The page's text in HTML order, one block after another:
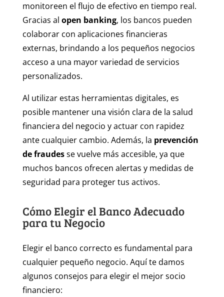
monitoreen el flujo de efectivo en tiempo real.
Gracias al open banking, los bancos pueden
colaborar con aplicaciones financieras
externas, brindando a los pequeños negocios
acceso a una mayor variedad de servicios
personalizados.
Al utilizar estas herramientas digitales, es
posible mantener una visión clara de la salud
financiera del negocio y actuar con rapidez
ante cualquier cambio. Además, la prevención
de fraudesse vuelve más accesible, ya que
muchos bancos ofrecen alertas y medidas de
seguridad para proteger tus activos.
Cómo Elegir el Banco Adecuado
para tu Negocio
Elegir el banco correcto es fundamental para
cualquier pequeño negocio. Aquí te damos
algunos consejos para elegir el mejor socio
financiero: